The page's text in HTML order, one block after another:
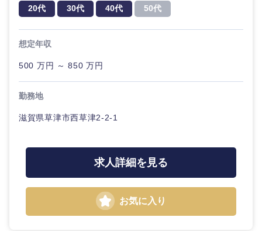
20代 30代 40代 50代
想定年収
500 万円 ～ 850 万円
勤務地
滋賀県草津市西草津2-2-1
求人詳細を見る
お気に入り